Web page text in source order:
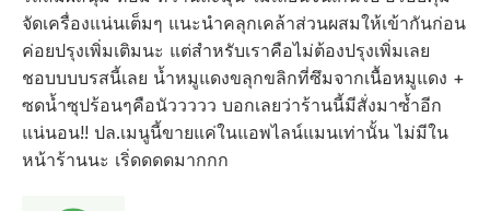
จัดเครื่องแน่นเต็มๆ แนะนำคลุกเคล้าส่วนผสมให้เข้ากันก่อน
ค่อยปรุงเพิ่มเติมนะ แต่สำหรับเราคือไม่ต้องปรุงเพิ่มเลย
ชอบบบบรสนี้เลย น้ำหมูแดงขลุกขลิกที่ซึมจากเนื้อหมูแดง +
ซดน้ำซุปร้อนๆคือนัววววว บอกเลยว่าร้านนี้มีสั่งมาซ้ำอีก
แน่นอน!! ปล.เมนูนี้ขายแค่ในแอพไลน์แมนเท่านั้น ไม่มีใน
หน้าร้านนะ เริ่ดดดดมากกก